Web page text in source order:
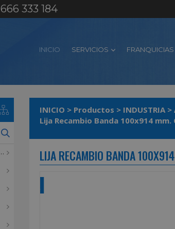
666 333 184
INICIO SERVICIOS FRANQUICIAS
INICIO > Productos > INDUSTRIA >
Lija Recambio Banda 100x914 mm.
LIJA RECAMBIO BANDA